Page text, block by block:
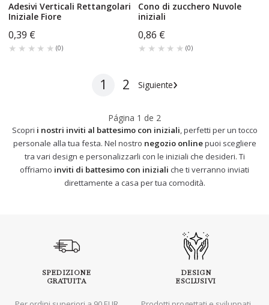
Adesivi Verticali Rettangolari
Iniziale Fiore
0,39 €
★★★★★
★★★★★ (0)
Cono di zucchero Nuvole
iniziali
0,86 €
★★★★★
★★★★★ (0)
1 2 Siguiente›
Página 1 de 2
Scopri i nostri inviti al battesimo con iniziali, perfetti per un tocco
personale alla tua festa. Nel nostro negozio onlinepuoi scegliere
tra vari design e personalizzarli con le iniziali che desideri. Ti
offriamo inviti di battesimo con iniziali che ti verranno inviati
direttamente a casa per tua comodità.
SPEDIZIONE
GRATUITA
DESIGN
ESCLUSIVI